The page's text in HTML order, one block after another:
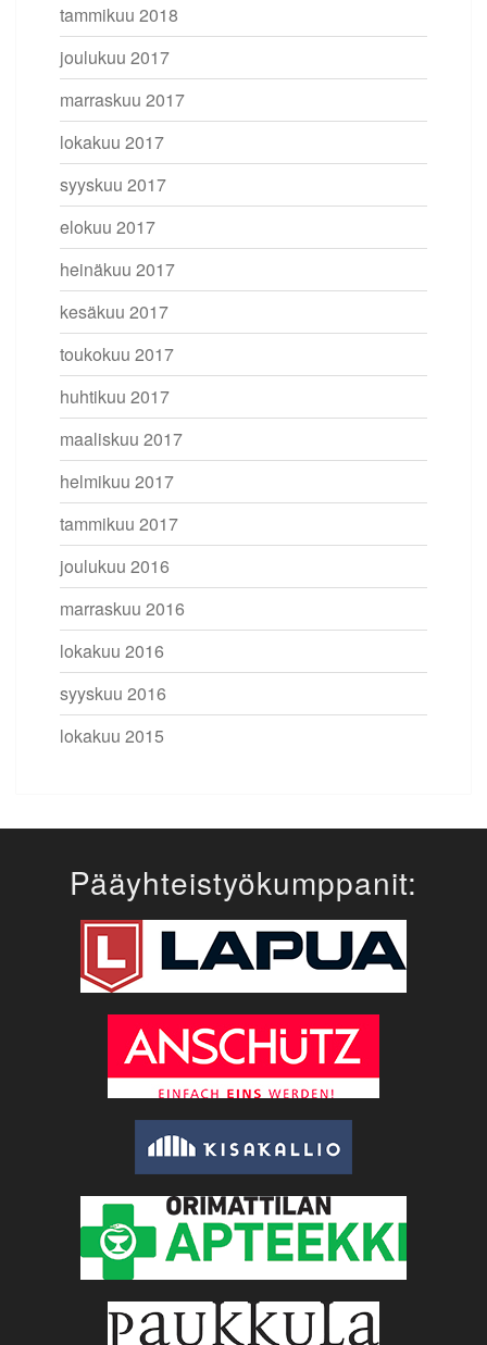
tammikuu 2018
joulukuu 2017
marraskuu 2017
lokakuu 2017
syyskuu 2017
elokuu 2017
heinäkuu 2017
kesäkuu 2017
toukokuu 2017
huhtikuu 2017
maaliskuu 2017
helmikuu 2017
tammikuu 2017
joulukuu 2016
marraskuu 2016
lokakuu 2016
syyskuu 2016
lokakuu 2015
Pääyhteistyökumppanit: